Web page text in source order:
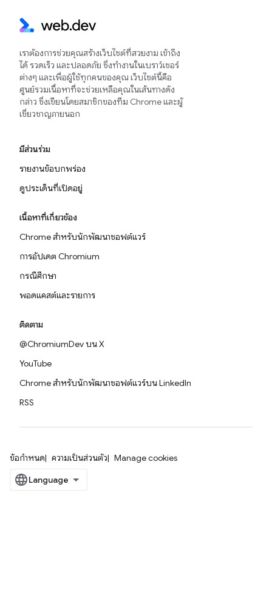
เราต้องการช่วยคุณสร้างเว็บไซต์ที่สวยงาม เข้าถึง
ได้ รวดเร็ว และปลอดภัย ซึ่งทำงานในเบราว์เซอร์
ต่างๆ และเพื่อผู้ใช้ทุกคนของคุณ เว็บไซต์นี้คือ
ศูนย์รวมเนื้อหาที่จะช่วยเหลือคุณในเส้นทางดัง
กล่าว ซึ่งเขียนโดยสมาชิกของทีม Chrome และผู้
เชี่ยวชาญภายนอก
มีส่วนร่วม
รายงานข้อบกพร่อง
ดูประเด็นที่เปิดอยู่
เนื้อหาที่เกี่ยวข้อง
Chrome สำหรับนักพัฒนาซอฟต์แวร์
การอัปเดต Chromium
กรณีศึกษา
พอดแคสต์และรายการ
ติดตาม
@ChromiumDev บน X
YouTube
Chrome สำหรับนักพัฒนาซอฟต์แวร์บน LinkedIn
RSS
ข้อกำหนด ความเป็นส่วนตัว Manage cookies